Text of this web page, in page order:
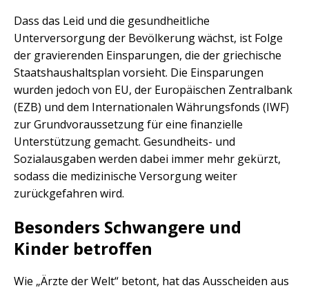
Dass das Leid und die gesundheitliche
Unterversorgung der Bevölkerung wächst, ist Folge
der gravierenden Einsparungen, die der griechische
Staatshaushaltsplan vorsieht. Die Einsparungen
wurden jedoch von EU, der Europäischen Zentralbank
(EZB) und dem Internationalen Währungsfonds (IWF)
zur Grundvoraussetzung für eine finanzielle
Unterstützung gemacht. Gesundheits- und
Sozialausgaben werden dabei immer mehr gekürzt,
sodass die medizinische Versorgung weiter
zurückgefahren wird.
Besonders Schwangere und
Kinder betroffen
Wie „Ärzte der Welt“ betont, hat das Ausscheiden aus